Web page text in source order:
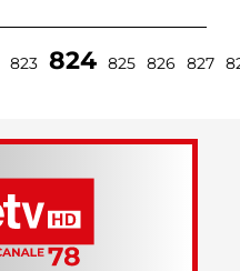
823 824 825 826 827